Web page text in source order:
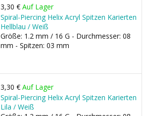
3,30 € Auf Lager
Spiral-Piercing Helix Acryl Spitzen Karierten
Hellblau / Weiß
Größe: 1.2 mm / 16 G - Durchmesser: 08
mm - Spitzen: 03 mm
3,30 € Auf Lager
Spiral-Piercing Helix Acryl Spitzen Karierten
Lila / Weiß